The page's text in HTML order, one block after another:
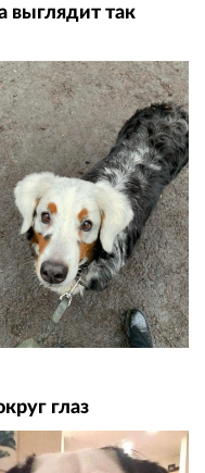
выглядит так
глаз